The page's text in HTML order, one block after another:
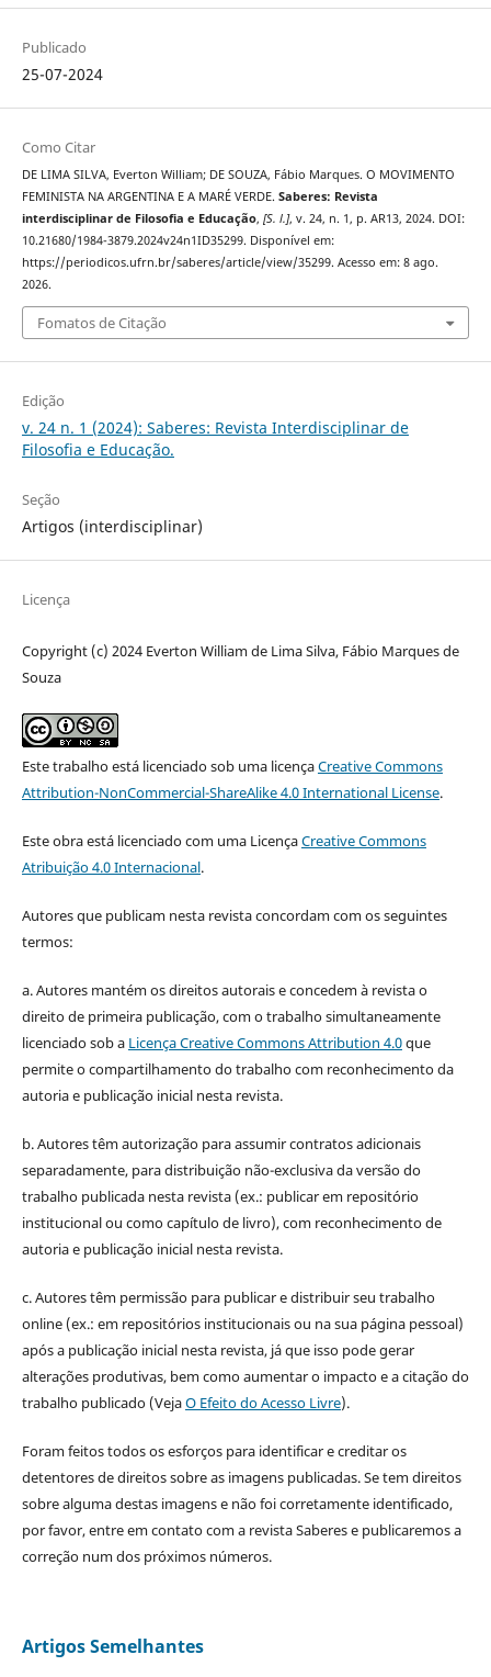
Publicado
25-07-2024
Como Citar
DE LIMA SILVA, Everton William; DE SOUZA, Fábio Marques. O MOVIMENTO
FEMINISTA NA ARGENTINA E A MARÉ VERDE. Saberes: Revista
interdisciplinar de Filosofia e Educação, [S. l.], v. 24, n. 1, p. AR13, 2024. DOI:
10.21680/1984-3879.2024v24n1ID35299. Disponível em:
https://periodicos.ufrn.br/saberes/article/view/35299. Acesso em: 8 ago.
2026.
Fomatos de Citação
Edição
v. 24 n. 1 (2024): Saberes: Revista Interdisciplinar de
Filosofia e Educação.
Seção
Artigos (interdisciplinar)
Licença
Copyright (c) 2024 Everton William de Lima Silva, Fábio Marques de
Souza
Este trabalho está licenciado sob uma licençaCreative Commons
Attribution-NonCommercial-ShareAlike 4.0 International License.
Este obra está licenciado com uma LicençaCreative Commons
Atribuição 4.0 Internacional.
Autores que publicam nesta revista concordam com os seguintes
termos:
a. Autores mantém os direitos autorais e concedem à revista o
direito de primeira publicação, com o trabalho simultaneamente
licenciado sob a Licença Creative Commons Attribution 4.0que
permite o compartilhamento do trabalho com reconhecimento da
autoria e publicação inicial nesta revista.
b. Autores têm autorização para assumir contratos adicionais
separadamente, para distribuição não-exclusiva da versão do
trabalho publicada nesta revista (ex.: publicar em repositório
institucional ou como capítulo de livro), com reconhecimento de
autoria e publicação inicial nesta revista.
c. Autores têm permissão para publicar e distribuir seu trabalho
online (ex.: em repositórios institucionais ou na sua página pessoal)
após a publicação inicial nesta revista, já que isso pode gerar
alterações produtivas, bem como aumentar o impacto e a citação do
trabalho publicado (VejaO Efeito do Acesso Livre).
Foram feitos todos os esforços para identificar e creditar os
detentores de direitos sobre as imagens publicadas. Se tem direitos
sobre alguma destas imagens e não foi corretamente identificado,
por favor, entre em contato com a revista Saberes e publicaremos a
correção num dos próximos números.
Artigos Semelhantes